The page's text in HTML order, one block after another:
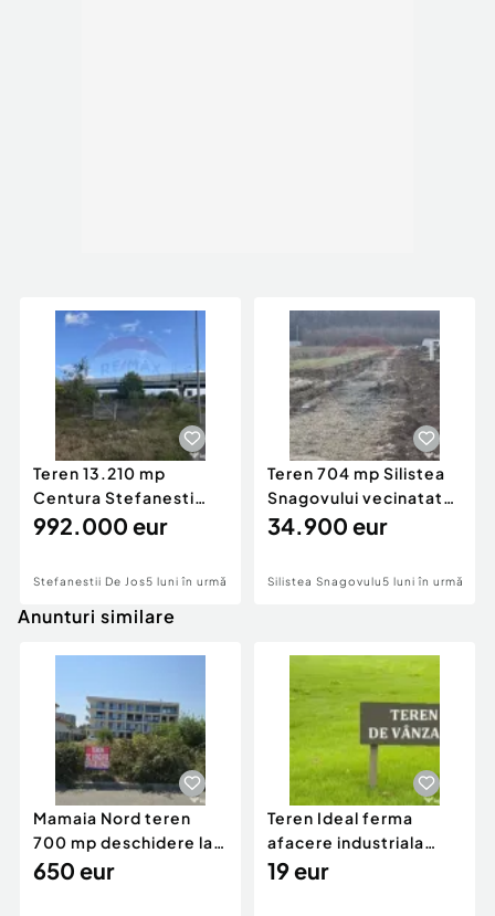
Teren 13.210 mp
Centura Stefanesti
nod A3
992.000 eur
Stefanestii De Jos5 luni în urmă
Teren 704 mp Silistea
Snagovului vecinatate
Padurea Snagov
34.900 eur
Silistea Snagovului5 luni în urmă
Anunturi similare
Mamaia Nord teren
700 mp deschidere la
D24 si D25
650 eur
Teren Ideal ferma
afacere industriala
deschidere 71 ml la
19 eur